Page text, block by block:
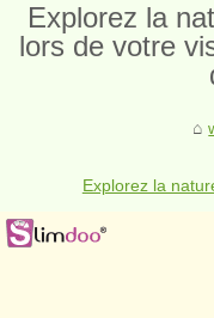
Explorez la
lors de votre
Explorez la